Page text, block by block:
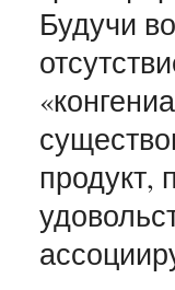
Будучи
продукт,